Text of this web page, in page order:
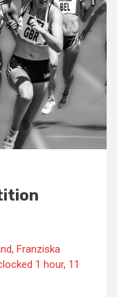
Franziska
1 hour, 11